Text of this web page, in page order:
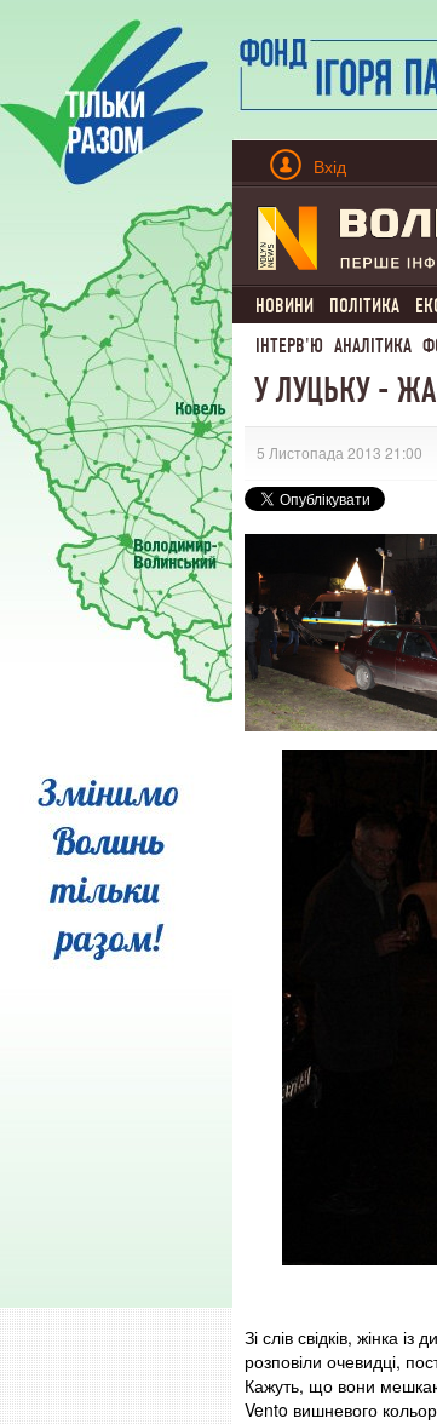
Вхід
НОВИНИ ПОЛІТИКА
ІНТЕРВ'Ю АНАЛІТИКА
У ЛУЦЬКУ -
5 Листопада 2013 21:00
Зі слів свідків, жінка
розповіли очевидці,
Кажуть, що вони
Vento вишневого